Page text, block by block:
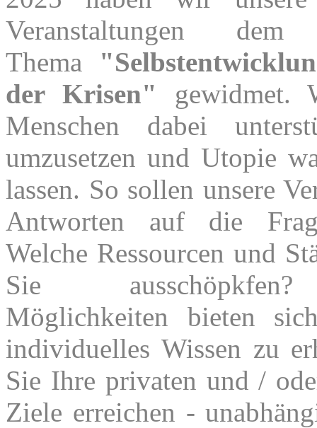
Veranstaltungen dem
Thema
der Krisen" gewidmet.
Menschen dabei
umzusetzen und Utopie
lassen. So sollen unsere
Antworten auf die
Welche Ressourcen und
Sie
Möglichkeiten bieten
individuelles Wissen zu
Sie Ihre privaten und /
Ziele erreichen -